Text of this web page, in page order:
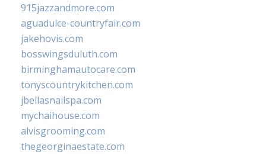
915jazzandmore.com
aguadulce-countryfair.com
jakehovis.com
bosswingsduluth.com
birminghamautocare.com
tonyscountrykitchen.com
jbellasnailspa.com
mychaihouse.com
alvisgrooming.com
thegeorginaestate.com